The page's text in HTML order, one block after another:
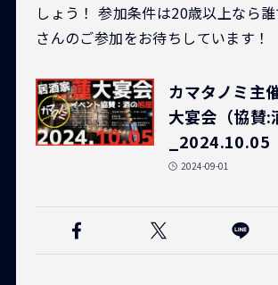
しょう！ 参加条件は20歳以上なら
さんのご参加をお待ちしています！
カマタノミ主
大宴会（協賛:
_2024.10.05
2024-09-01